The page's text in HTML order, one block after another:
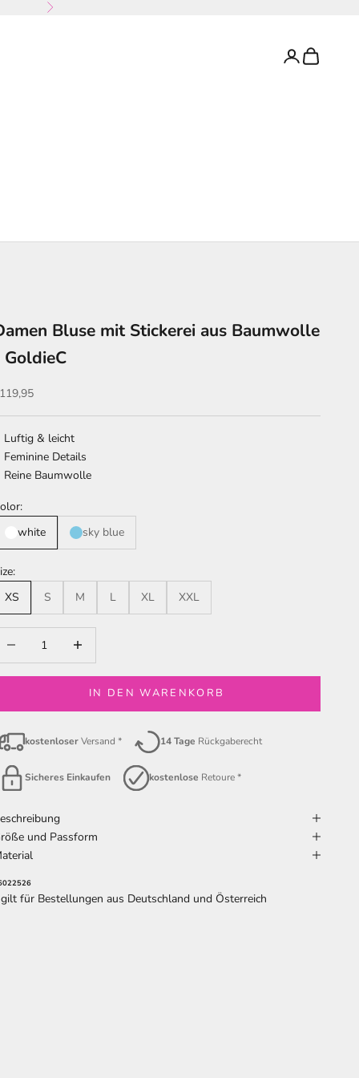
Vor
Anmelden
Warenkorb
Bluse mit Stickerei aus Baumwolle
GoldieC
Luftig & leicht
Feminine Details
Reine Baumwolle
white
sky blue
XS
S M L XL XXL
IN DEN WARENKORB
kostenloserVersand * 14 Tage Rückgaberecht
Sicheres Einkaufen kostenlose Retoure *
und Passform
für Bestellungen aus Deutschland und Österreich